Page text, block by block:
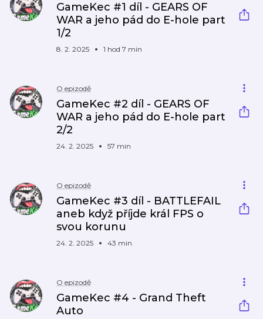
GameKec #1 díl - GEARS OF
WAR a jeho pád do E-hole part
1/2
8. 2. 2025 1 hod 7 min
O epizodě
GameKec #2 díl - GEARS OF
WAR a jeho pád do E-hole part
2/2
24. 2. 2025 57 min
O epizodě
GameKec #3 díl - BATTLEFAIL
aneb když příjde král FPS o
svou korunu
24. 2. 2025 43 min
O epizodě
GameKec #4 - Grand Theft
Auto